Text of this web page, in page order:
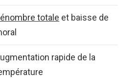
totale et baisse de
rapide de la